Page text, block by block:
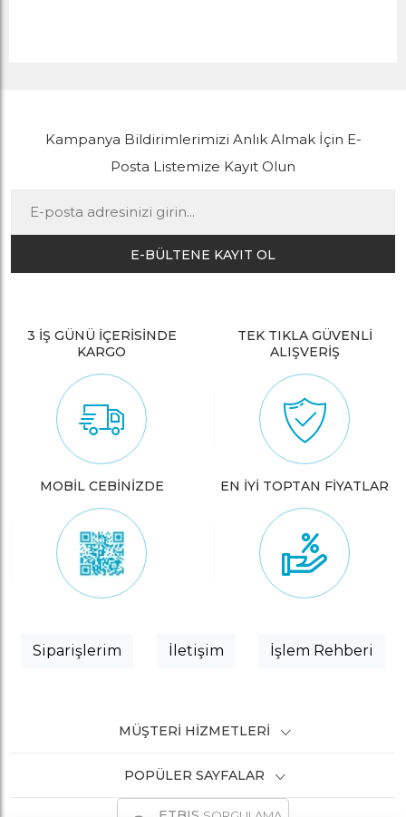
Kampanya Bildirimlerimizi Anlık Almak İçin E-
Posta Listemize Kayıt Olun
E-BÜLTENE KAYIT OL
3 İŞ GÜNÜ İÇERİSİNDE
KARGO
TEK TIKLA GÜVENLİ
ALIŞVERİŞ
MOBİL CEBİNİZDE EN İYİ TOPTAN FİYATLAR
Siparişlerim İletişim İşlem Rehberi
MÜŞTERI HIZMETLERI
POPÜLER SAYFALAR